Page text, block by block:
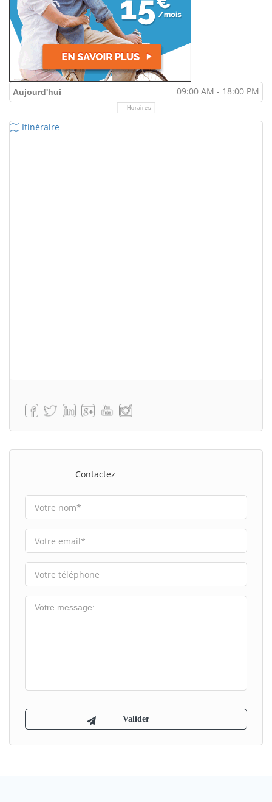
Aujourd'hui 09:00 AM - 18:00 PM
Horaires
Itinéraire
Contactez